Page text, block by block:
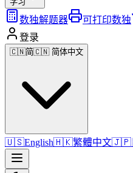
数独解题器 可打印数独
登录
🇨🇳简🇨🇳 简体中文
🇺🇸English🇭🇰繁體中文🇯🇵